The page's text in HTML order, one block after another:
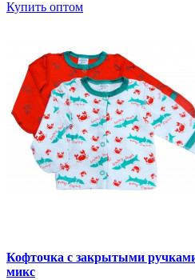
Купить оптом
Кофточка с закрытыми
микс